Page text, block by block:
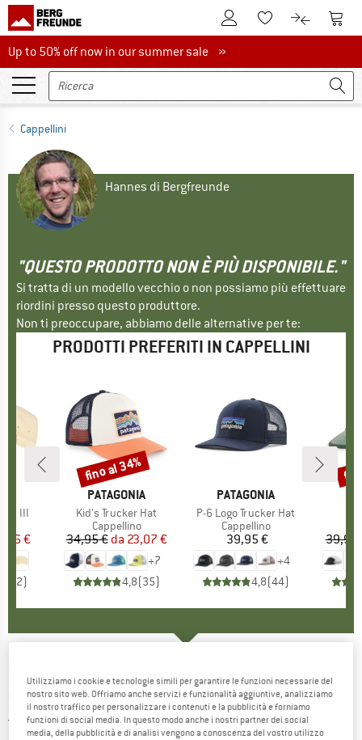
Al conto clienteAlla lista
Al Al
Up to 50% off now in our summer sale
Up to 50% off now in our summer sale »
Cappellini
Hannes di Bergfreunde
"QUESTO PRODOTTO NON È PIÙ DISPONIBILE."
Si tratta di un modello vecchio o non possiamo più effettuare
riordini presso questo produttore.
Non ti preoccupare, abbiamo delle alternative per te:
PRODOTTI PREFERITI IN CAPPELLINI
III
ridotto
€
2)
MARCHIO
PATAGONIA
Articolo
Kid's Trucker Hat
Gruppo di prodotti
Cappellino
Prezzo
34,95 € Prezzo ridotto
da 23,07 €
+7
4,8(35)
Sconto
fino al 34%
MARCHIO
PATAGONIA
Articolo
P-6 Logo Trucker Hat
Gruppo di prodotti
Cappellino
Prezzo
39,95 €
+4
4,8(44)
39,95
Sport Cap Stitch Bike -
Cappellino
5,0(1)
Utilizziamo i cookie e tecnologie simili per garantire le funzioni necessarie del
nostro sito web. Offriamo anche servizi e funzionalità aggiuntive, analizziamo
il nostro traffico per personalizzare i contenuti e la pubblicità e forniamo
funzioni di social media. In questo modo anche i nostri partner dei social
media, della pubblicità e di analisi vengono a conoscenza del vostro utilizzo